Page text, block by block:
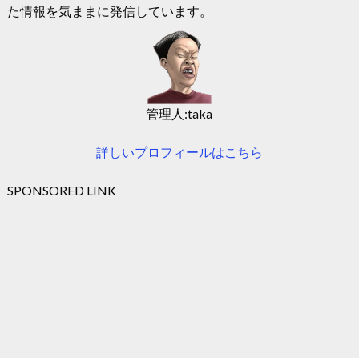
た情報を気ままに発信しています。
管理人:taka
詳しいプロフィールはこちら
SPONSORED LINK